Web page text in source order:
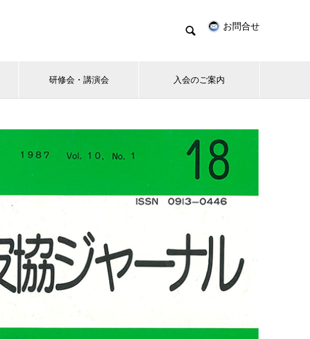
 お問合せ
研修会・講演会 入会のご案内